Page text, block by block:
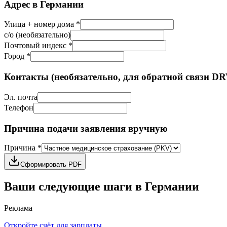
Адрес в Германии
Улица + номер дома *
c/o (необязательно)
Почтовый индекс *
Город *
Контакты (необязательно, для обратной связи
Эл. почта
Телефон
Причина подачи заявления вручную
Причина *
Сформировать PDF
Ваши следующие шаги в Германии
Реклама
Откройте счёт для зарплаты